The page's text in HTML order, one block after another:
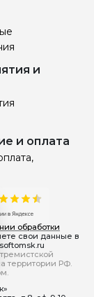
и
и оплата
обработки
свои данные в
территории РФ.